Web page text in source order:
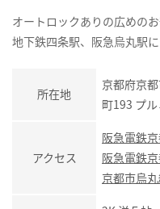
オートロックありの広めの
地下鉄四条駅、阪急烏丸駅
所在地
京都府京
町193 プ
アクセス
阪急電鉄
阪急電鉄
京都市烏